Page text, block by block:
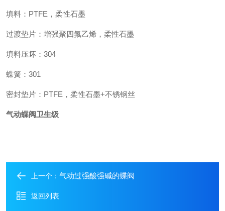
填料：PTFE，柔性石墨
过渡垫片：增强聚四氟乙烯，柔性石墨
填料压坏：304
蝶簧：301
密封垫片：PTFE，柔性石墨+不锈钢丝
气动蝶阀卫生级
上一个： 气动过强酸强碱的蝶阀
返回列表